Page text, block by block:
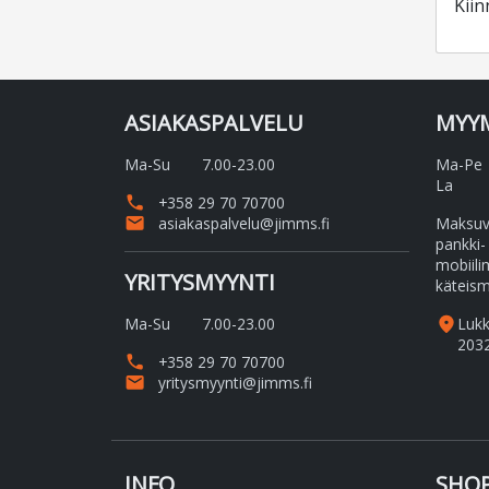
ASIAKASPALVELU
Ma-Su
7.00-23.00
phone
+358 29 70 70700
email
asiakaspalvelu@jimms.fi
YRITYSMYYNTI
Ma-Su
7.00-23.00
phone
+358 29 70 70700
email
yritysmyynti@jimms.fi
Ma-Pe
La
place